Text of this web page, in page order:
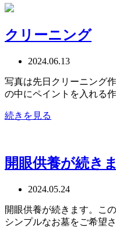
クリーニング
2024.06.13
写真は先日クリーニング
の中にペイントを入れる
続きを見る
開眼供養が続き
2024.05.24
開眼供養が続きます。こ
シンプルなお墓をご希望